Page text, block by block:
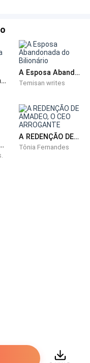
da doença, já que
a... – ele olhou no
uma
Casada por Contrato: Grávida do Bilionário Obsessivo
A Esposa Abandonada do Bilionário
Temisan writes
DESEJOS PROINIDOS
A REDENÇÃO DE AMADEO, O CEO ARROGANTE
Tônia Fernandes